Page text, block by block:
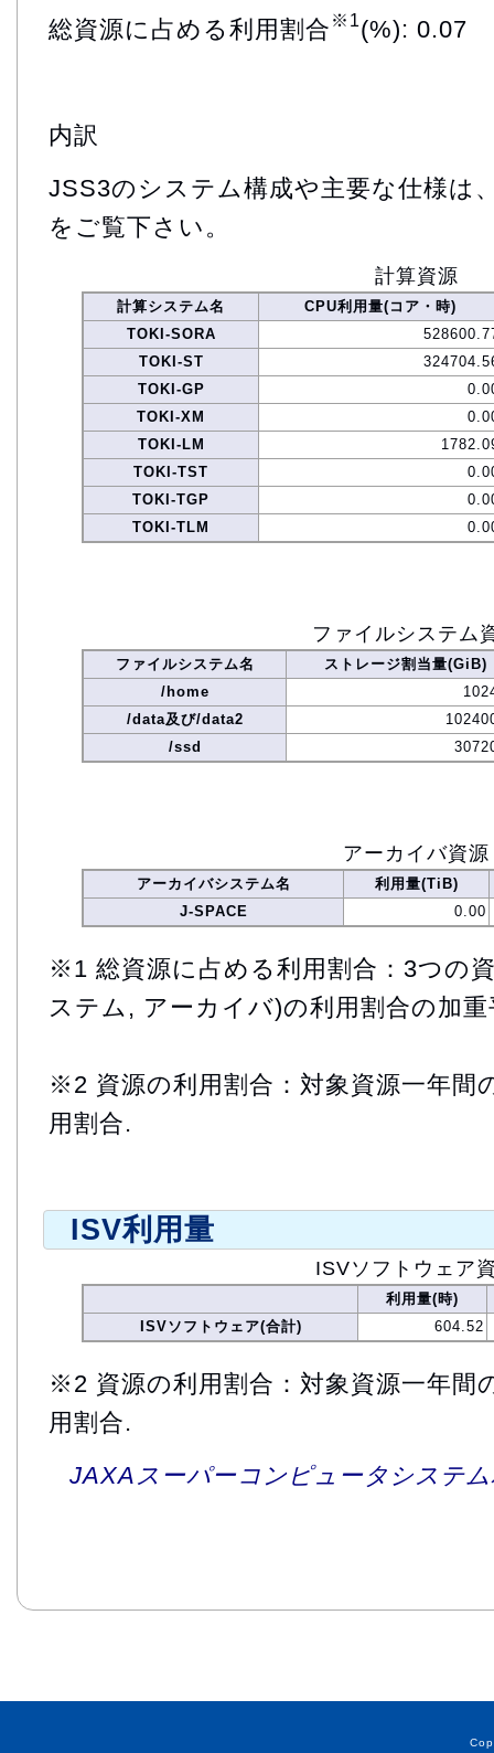
総資源に占める利用割合 ※1(%): 0.07
内訳
JSS3のシステム構成や主要な仕様は
をご覧下さい。
計算資源
計算システム名
CPU利用量(コア・時)
TOKI-SORA
TOKI-ST
TOKI-GP
TOKI-XM
TOKI-LM
TOKI-TST
TOKI-TGP
TOKI-TLM
ファイルシステム
ファイルシステム名
ストレージ割当量(GiB)
/home
/data及び/data2
/ssd
アーカイバ資源
アーカイバシステム名
利用量(TiB)
J-SPACE
0.00
※1 総資源に占める利用割合：3つの
ステム, アーカイバ)の利用割合の加重
※2 資源の利用割合：対象資源一年間
用割合.
ISV利用量
ISVソフトウェア
利用量(時)
ISVソフトウェア(合計)
604.52
※2 資源の利用割合：対象資源一年間
用割合.
JAXAスーパーコンピュータシステ